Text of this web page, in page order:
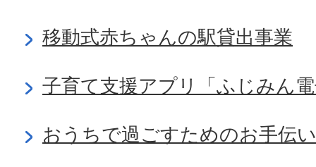
移動式赤ちゃんの駅貸出事業
子育て支援アプリ「ふじみん
おうちで過ごすためのお手伝